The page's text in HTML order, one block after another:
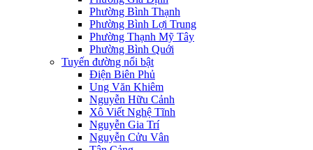
Phường Bình Thạnh
Phường Bình Lợi Trung
Phường Thạnh Mỹ Tây
Phường Bình Quới
Tuyến đường nổi bật
Điện Biên Phủ
Ung Văn Khiêm
Nguyễn Hữu Cảnh
Xô Viết Nghệ Tĩnh
Nguyễn Gia Trí
Nguyễn Cửu Vân